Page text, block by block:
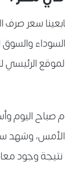
سعر صرف
الرئيسي
صباح اليوم
وشهد
وجود